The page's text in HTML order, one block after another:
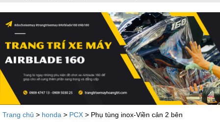
Trang chủ > honda > PCX > Phụ tùng inox-Viền cản 2 bên